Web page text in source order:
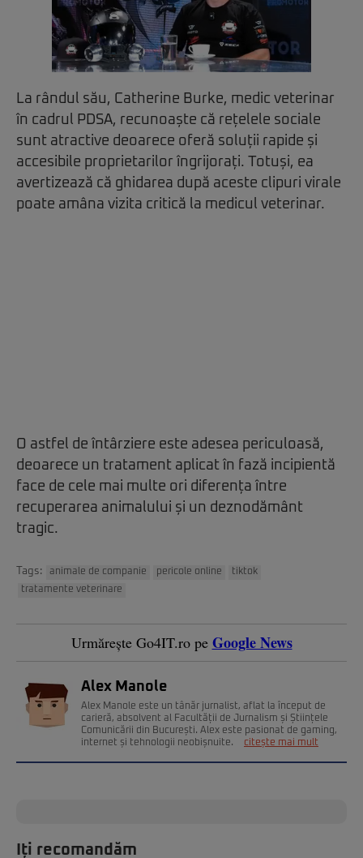
La rândul său, Catherine Burke, medic veterinar
în cadrul PDSA, recunoaște că rețelele sociale
sunt atractive deoarece oferă soluții rapide și
accesibile proprietarilor îngrijorați. Totuși, ea
avertizează că ghidarea după aceste clipuri virale
poate amâna vizita critică la medicul veterinar.
O astfel de întârziere este adesea periculoasă,
deoarece un tratament aplicat în fază incipientă
face de cele mai multe ori diferența între
recuperarea animalului și un deznodământ
tragic.
Tags: animale de companie pericole online
tiktok
tratamente veterinare
Urmărește Go4IT.ro pe Google News
Alex Manole
Alex Manole este un tânăr jurnalist, aflat la început de
carieră, absolvent al Facultății de Jurnalism și Științele
Comunicării din București. Alex este pasionat de gaming,
internet și tehnologii neobișnuite.
citește mai mult
Iți recomandăm